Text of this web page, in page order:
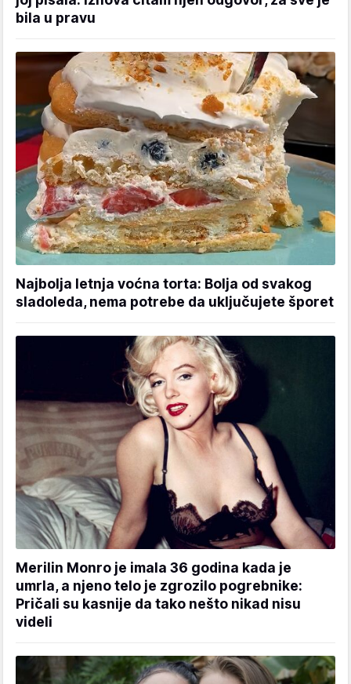
bila u pravu
Najbolja letnja voćna torta: Bolja od svakog
sladoleda, nema potrebe da uključujete šporet
Merilin Monro je imala 36 godina kada je
umrla, a njeno telo je zgrozilo pogrebnike:
Pričali su kasnije da tako nešto nikad nisu
videli